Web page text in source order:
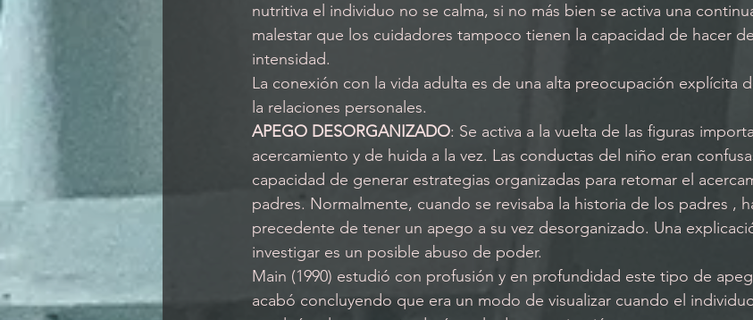
nutritiva el individuo no se calma, si no más bien se activa una
malestar que los cuidadores tampoco tienen la capacidad de hacer
intensidad.
La conexión con la vida adulta es de una alta preocupación explícita
la relaciones personales.
APEGO DESORGANIZADO: Se activa a la vuelta de las figuras
acercamiento y de huida a la vez. Las conductas del niño eran
capacidad de generar estrategias organizadas para retomar el
padres. Normalmente, cuando se revisaba la historia de los padres ,
precedente de tener un apego a su vez desorganizado. Una
investigar es un posible abuso de poder.
Main (1990) estudió con profusión y en profundidad este tipo de
acabó concluyendo que era un modo de visualizar cuando el